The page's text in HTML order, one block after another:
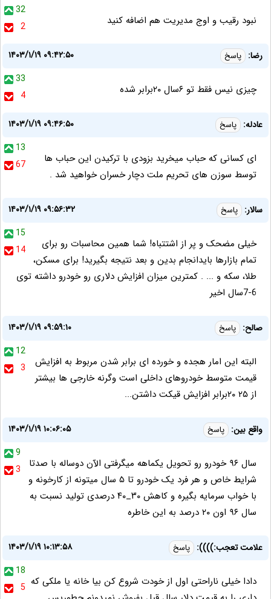
32
2
نبود رقیب و اوج مدیریت هم اضافه کنید
رضا: پاسخ
۱۴۰۳/۱/۱۹ ۰۹:۴۲:۵۰
33
4
چیزی نیس فقط تو ۶سال ۲۰برابر شده
عادله: پاسخ
۱۴۰۳/۱/۱۹ ۰۹:۴۶:۵۰
13
67
ای کسانی که حباب میخرید بزودی با ترکیدن این حباب ها
توسط سوزن های تحریم ملت دچار خسران خواهید شد .
سالار: پاسخ
۱۴۰۳/۱/۱۹ ۰۹:۵۶:۳۲
15
14
خیلی مضحک و پر از اشتتباه! شما همین محاسبات رو برای
تمام بازارها بایدانجام بدین و بعد نتیجه بگیرید! برای مسکن،
طلا، سکه و ... . کمترین میزان افزایش دلاری رو خودرو داشته توی
6-7سال اخیر
صالح: پاسخ
۱۴۰۳/۱/۱۹ ۰۹:۵۹:۱۰
12
3
البته این امار هجده و خورده ای برابر شدن مربوط به افزایش
قیمت متوسط خودروهای داخلی است وگرنه خارجی ها بیشتر
از ۲۵ ۲۰برابر افزایش قیکت داشتن...
واقع بین: پاسخ
۱۴۰۳/۱/۱۹ ۱۰:۰۶:۰۵
9
3
سال ۹۶ خودرو رو تحویل یکماهه میگرفتی الآن دوساله با صدتا
شرایط خاص و هر فرد یک خودرو تا ۵ سال میتونه از کارخونه و
با خواب سرمایه بگیره و کاهش ۳۰_۴۰ درصدی تولید نسبت به
سال ۹۶ اون ۲۰ درصد به این خاطره
علامت تعجب:)))): پاسخ
۱۴۰۳/۱/۱۹ ۱۰:۱۳:۵۸
18
5 دادا خیلی ناراحتی اول از خودت شروع کن بیا خانه یا ملکی که